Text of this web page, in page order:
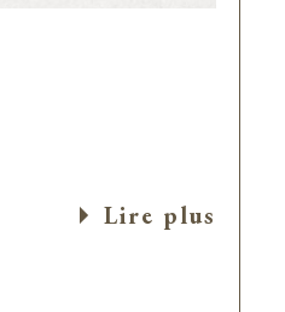
Lire plus